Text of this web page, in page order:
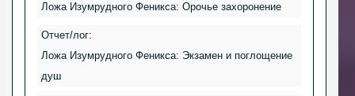
Ложа Изумрудного Феникса: Орочье захоронение
Отчет/лог:
Ложа Изумрудного Феникса: Экзамен и поглощение
душ